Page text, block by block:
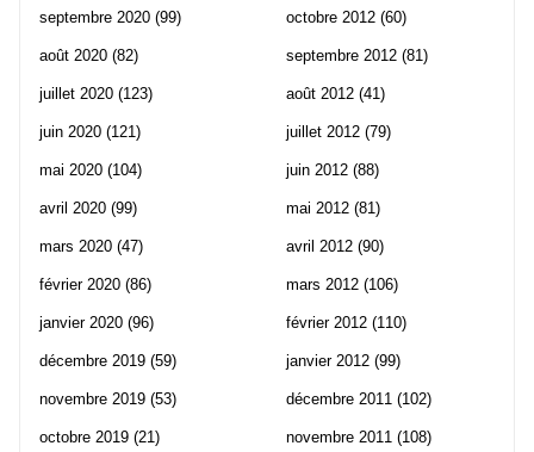
septembre 2020 (99)
août 2020 (82)
juillet 2020 (123)
juin 2020 (121)
mai 2020 (104)
avril 2020 (99)
mars 2020 (47)
février 2020 (86)
janvier 2020 (96)
décembre 2019 (59)
novembre 2019 (53)
octobre 2019 (21)
octobre 2012 (60)
septembre 2012 (81)
août 2012 (41)
juillet 2012 (79)
juin 2012 (88)
mai 2012 (81)
avril 2012 (90)
mars 2012 (106)
février 2012 (110)
janvier 2012 (99)
décembre 2011 (102)
novembre 2011 (108)